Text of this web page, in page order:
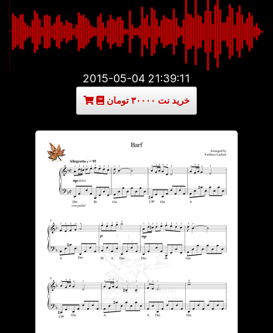
2015-05-04 21:39:11
خرید نت ۳۰۰۰۰ تومان